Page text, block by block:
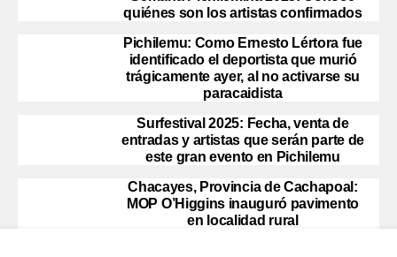
quiénes son los artistas confirmados
Pichilemu: Como Ernesto Lértora fue
identificado el deportista que murió
trágicamente ayer, al no activarse su
paracaidista
Surfestival 2025: Fecha, venta de
entradas y artistas que serán parte de
este gran evento en Pichilemu
Chacayes, Provincia de Cachapoal:
MOP O’Higgins inauguró pavimento
en localidad rural